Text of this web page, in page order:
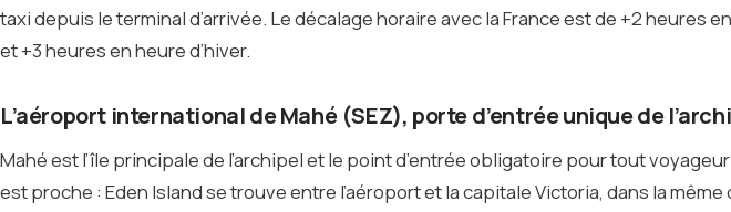
taxi depuis le terminal d’arrivée. Le décalage horaire avec la France est de +2 heures
et +3 heures en heure d’hiver.
L’aéroport international de Mahé (SEZ), porte d’entrée unique de
Mahé est l’île principale de l’archipel et le point d’entrée obligatoire pour tout
est proche : Eden Island se trouve entre l’aéroport et la capitale Victoria, dans la